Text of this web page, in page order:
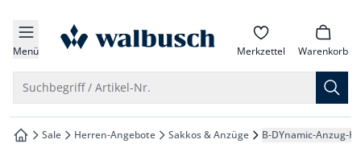
springen
springen
springen
springen
Menü zur Startseite Merkzettel Warenkorb
Suchbegriff / Artikel-Nr.
zur Startseite
Sale Herren-Angebote Sakkos & Anzüge B-DYnamic-Anzug-